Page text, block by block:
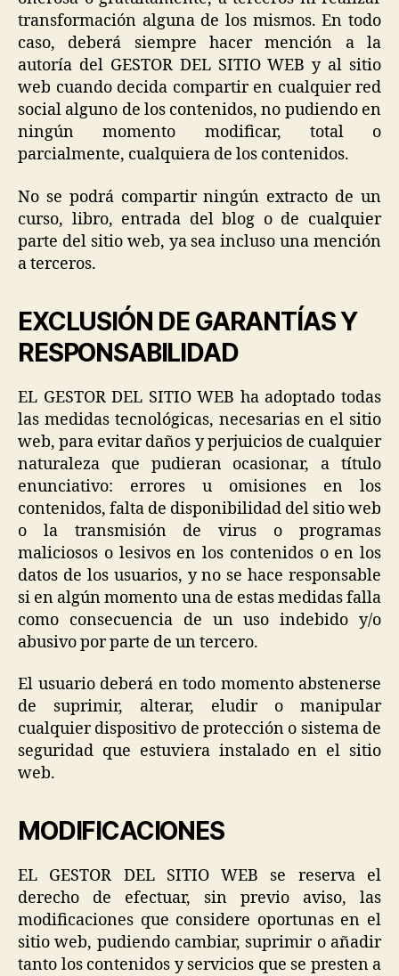
transformación alguna de los mismos. En todo
caso, deberá siempre hacer mención a la
autoría del GESTOR DEL SITIO WEB y al sitio
web cuando decida compartir en cualquier red
social alguno de los contenidos, no pudiendo en
ningún momento modificar, total o
parcialmente, cualquiera de los contenidos.
No se podrá compartir ningún extracto de un
curso, libro, entrada del blog o de cualquier
parte del sitio web, ya sea incluso una mención
a terceros.
EXCLUSIÓN DE GARANTÍAS Y
RESPONSABILIDAD
EL GESTOR DEL SITIO WEB ha adoptado todas
las medidas tecnológicas, necesarias en el sitio
web, para evitar daños y perjuicios de cualquier
naturaleza que pudieran ocasionar, a título
enunciativo: errores u omisiones en los
contenidos, falta de disponibilidad del sitio web
o la transmisión de virus o programas
maliciosos o lesivos en los contenidos o en los
datos de los usuarios, y no se hace responsable
si en algún momento una de estas medidas falla
como consecuencia de un uso indebido y/o
abusivo por parte de un tercero.
El usuario deberá en todo momento abstenerse
de suprimir, alterar, eludir o manipular
cualquier dispositivo de protección o sistema de
seguridad que estuviera instalado en el sitio
web.
MODIFICACIONES
EL GESTOR DEL SITIO WEB se reserva el
derecho de efectuar, sin previo aviso, las
modificaciones que considere oportunas en el
sitio web, pudiendo cambiar, suprimir o añadir
tanto los contenidos y servicios que se presten a